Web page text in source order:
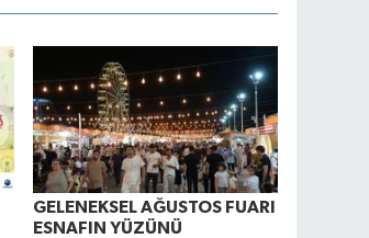
GELENEKSEL AĞUSTOS FUARI
ESNAFIN YÜZÜNÜ